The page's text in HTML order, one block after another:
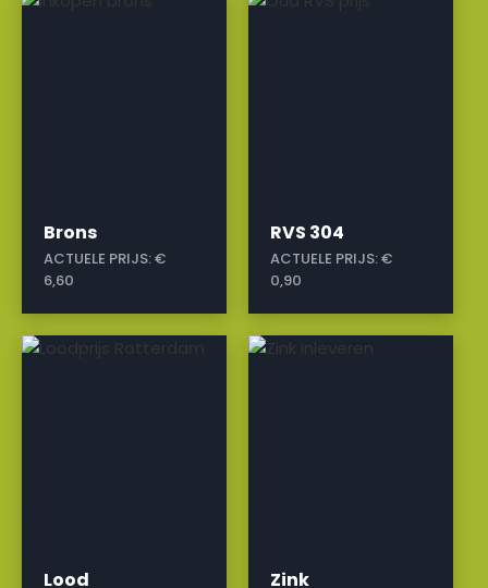
Brons
ACTUELE PRIJS:€
6,60
RVS 304
ACTUELE PRIJS:€
0,90
Lood
a
Zink
a